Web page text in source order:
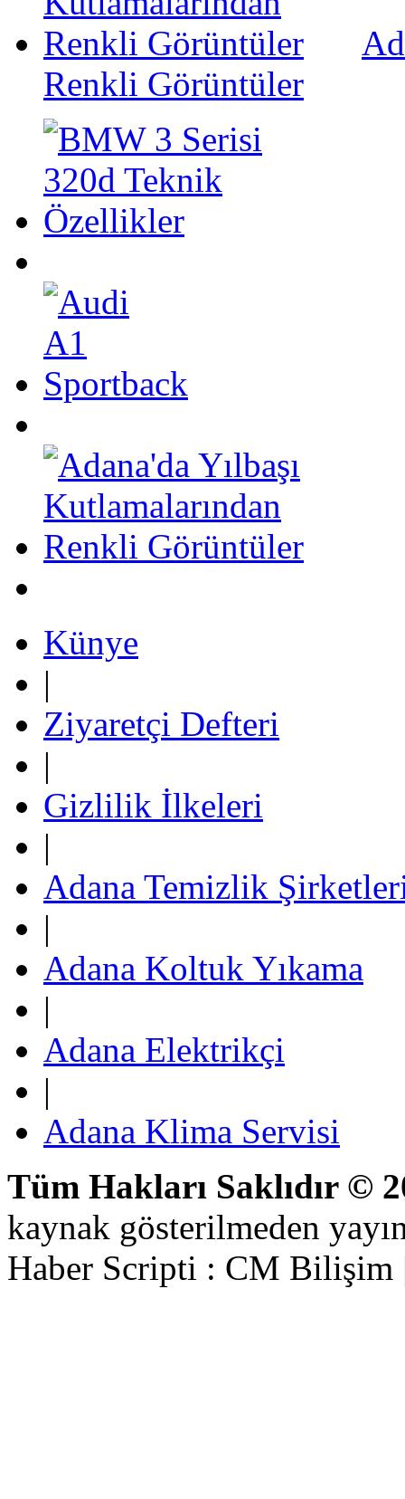
Renkli Görüntüler
Künye
|
Ziyaretçi Defteri
|
Gizlilik İlkeleri
|
Adana Temizlik
|
Adana Koltuk Yıkama
|
Adana Elektrikçi
|
Adana Klima Servisi
Tüm Hakları Saklıdır ©
kaynak gösterilmeden
Haber Scripti : CM Bilişim